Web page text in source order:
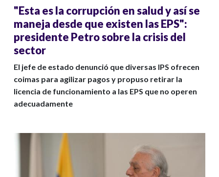
"Esta es la corrupción en salud y así se
maneja desde que existen las EPS":
presidente Petro sobre la crisis del
sector
El jefe de estado denunció que diversas IPS ofrecen
coimas para agilizar pagos y propuso retirar la
licencia de funcionamiento a las EPS que no operen
adecuadamente